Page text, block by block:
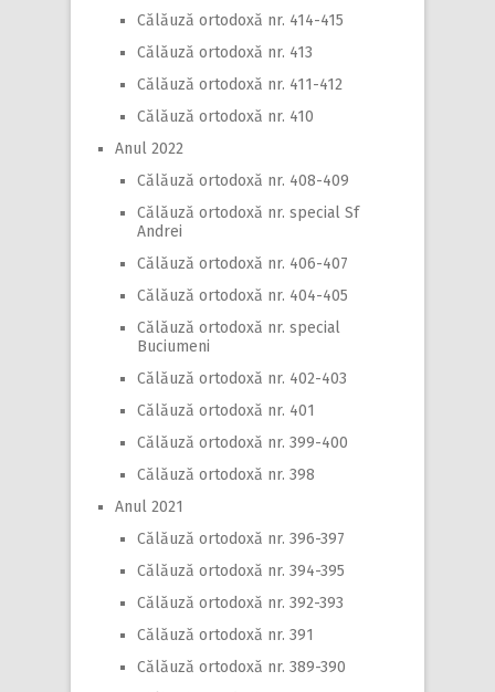
Călăuză ortodoxă nr. 414-415
Călăuză ortodoxă nr. 413
Călăuză ortodoxă nr. 411-412
Călăuză ortodoxă nr. 410
Anul 2022
Călăuză ortodoxă nr. 408-409
Călăuză ortodoxă nr. special Sf
Andrei
Călăuză ortodoxă nr. 406-407
Călăuză ortodoxă nr. 404-405
Călăuză ortodoxă nr. special
Buciumeni
Călăuză ortodoxă nr. 402-403
Călăuză ortodoxă nr. 401
Călăuză ortodoxă nr. 399-400
Călăuză ortodoxă nr. 398
Anul 2021
Călăuză ortodoxă nr. 396-397
Călăuză ortodoxă nr. 394-395
Călăuză ortodoxă nr. 392-393
Călăuză ortodoxă nr. 391
Călăuză ortodoxă nr. 389-390